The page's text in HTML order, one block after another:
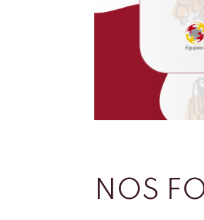
NOS